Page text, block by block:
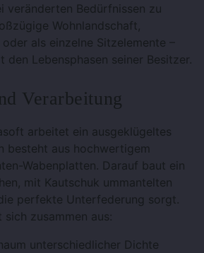
veränderten Bedürfnissen zu
Wohnlandschaft,
als einzelne Sitzelemente –
Lebensphasen seiner Besitzer.
Verarbeitung
arbeitet ein ausgeklügeltes
besteht aus hochwertigem
Wabenplatten. Darauf baut ein
mit Kautschuk ummantelten
perfekte Unterfederung sorgt.
zusammen aus:
unterschiedlicher Dichte